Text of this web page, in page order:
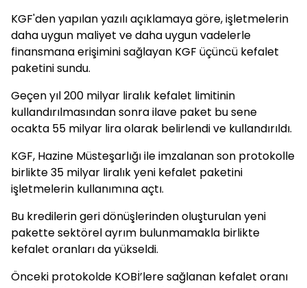
KGF'den yapılan yazılı açıklamaya göre, işletmelerin
daha uygun maliyet ve daha uygun vadelerle
finansmana erişimini sağlayan KGF üçüncü kefalet
paketini sundu.
Geçen yıl 200 milyar liralık kefalet limitinin
kullandırılmasından sonra ilave paket bu sene
ocakta 55 milyar lira olarak belirlendi ve kullandırıldı.
KGF, Hazine Müsteşarlığı ile imzalanan son protokolle
birlikte 35 milyar liralık yeni kefalet paketini
işletmelerin kullanımına açtı.
Bu kredilerin geri dönüşlerinden oluşturulan yeni
pakette sektörel ayrım bulunmamakla birlikte
kefalet oranları da yükseldi.
Önceki protokolde KOBİ’lere sağlanan kefalet oranı